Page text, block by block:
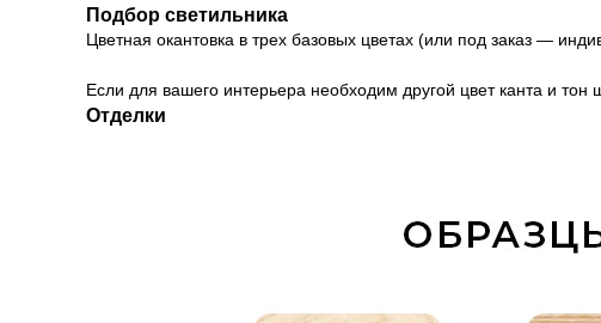
Подбор светильника
Цветная окантовка в трех базовых цветах (или под заказ —
Если для вашего интерьера необходим другой цвет канта и тон
Отделки